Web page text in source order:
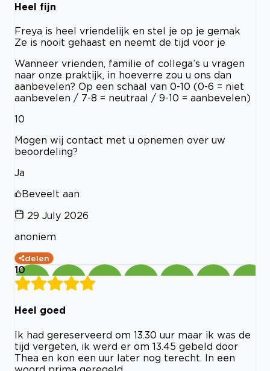
Heel fijn
Freya is heel vriendelijk en stel je op je gemak
Ze is nooit gehaast en neemt de tijd voor je
Wanneer vrienden, familie of collega’s u vragen
naar onze praktijk, in hoeverre zou u ons dan
aanbevelen? Op een schaal van 0-10 (0-6 = niet
aanbevelen / 7-8 = neutraal / 9-10 = aanbevelen)
10
Mogen wij contact met u opnemen over uw
beoordeling?
Ja
Beveelt aan
29 July 2026
anoniem
delen
10
Heel goed
Ik had gereserveerd om 13.30 uur maar ik was de
tijd vergeten, ik werd er om 13.45 gebeld door
Thea en kon een uur later nog terecht. In een